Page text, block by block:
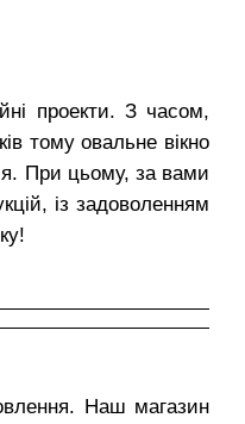
проекти. З часом,
тому овальне вікно
При цьому, за вами
із задоволенням
Наш магазин